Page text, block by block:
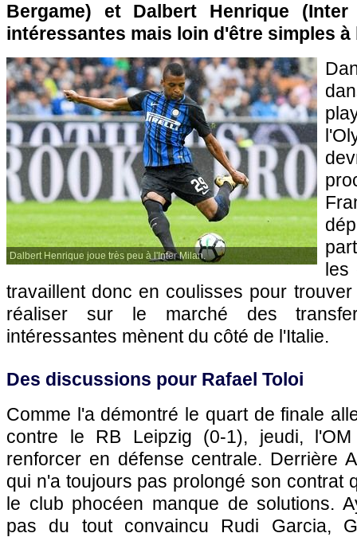
Bergame) et Dalbert Henrique
intéressantes mais loin d'être simples à
Dalbert Henrique joue très peu à l'Inter Milan.
les
travaillent donc en coulisses pour
réaliser sur le marché des
intéressantes mènent du côté de l'Italie.
Des discussions pour Rafael Toloi
Comme l'a démontré le quart de finale
contre le RB Leipzig (0-1), jeudi,
renforcer en défense centrale. Derrière
qui n'a toujours pas prolongé son contrat
le club phocéen manque de solutions.
pas du tout convaincu Rudi Garcia,